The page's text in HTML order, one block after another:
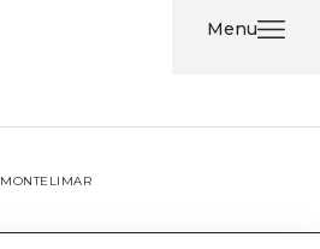
Menu
MONTELIMAR